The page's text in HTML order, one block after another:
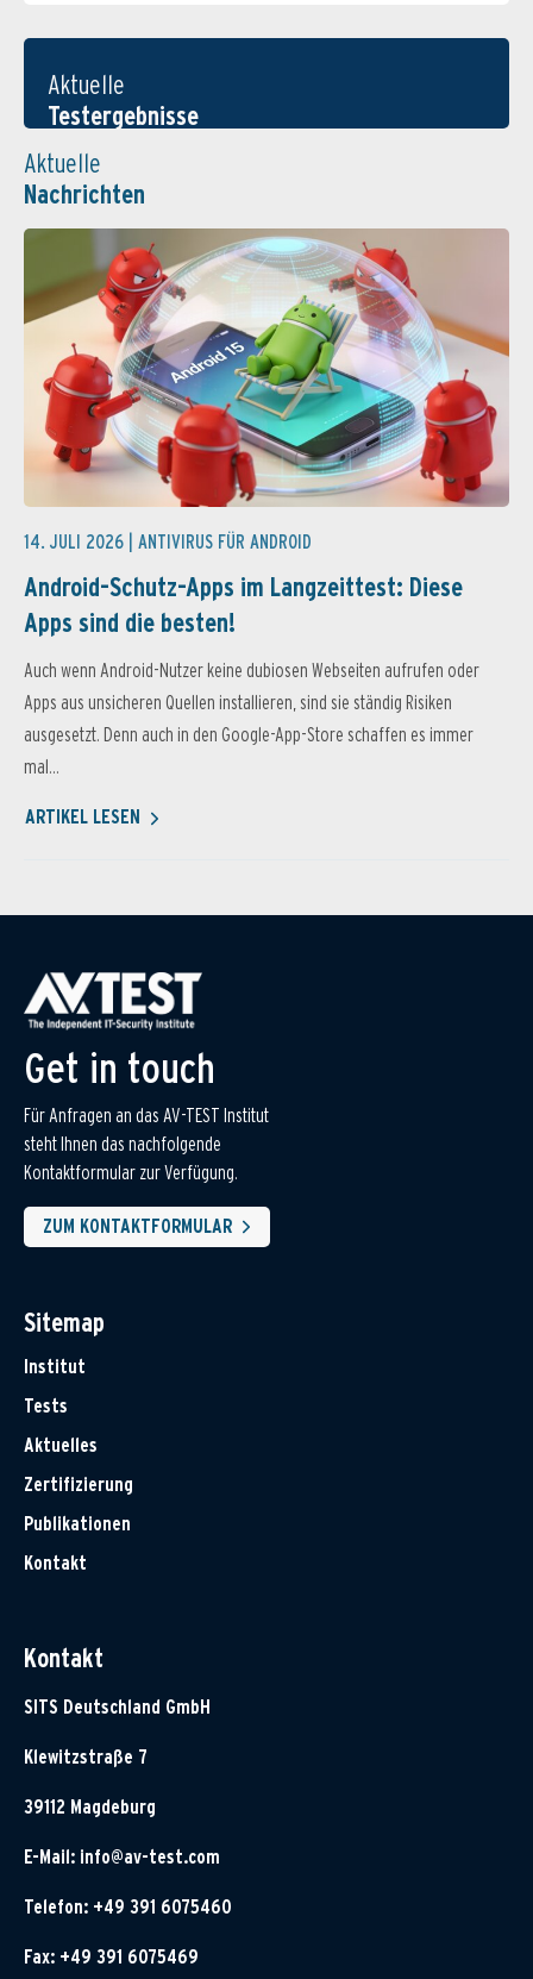
Aktuelle
Testergebnisse
Aktuelle
Nachrichten
14. JULI 2026 | ANTIVIRUS FÜR ANDROID
Android-Schutz-Apps im Langzeittest: Diese
Apps sind die besten!
Auch wenn Android-Nutzer keine dubiosen Webseiten aufrufen oder
Apps aus unsicheren Quellen installieren, sind sie ständig Risiken
ausgesetzt. Denn auch in den Google-App-Store schaffen es immer
mal...
ARTIKEL LESEN
Get in touch
Für Anfragen an das AV-TEST Institut
steht Ihnen das nachfolgende
Kontaktformular zur Verfügung.
ZUM KONTAKTFORMULAR
Sitemap
Institut
Tests
Aktuelles
Zertifizierung
Publikationen
Kontakt
Kontakt
SITS Deutschland GmbH
Klewitzstraße 7
39112 Magdeburg
E-Mail: info@av-test.com
Telefon: +49 391 6075460
Fax: +49 391 6075469